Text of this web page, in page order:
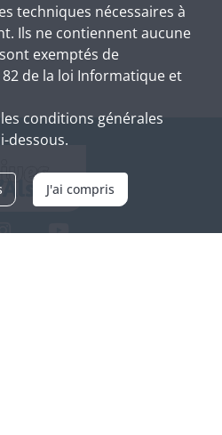
techniques nécessaires à
Ils ne contiennent aucune
exemptés de
de la loi Informatique et
conditions générales
dessous.
J'ai compris